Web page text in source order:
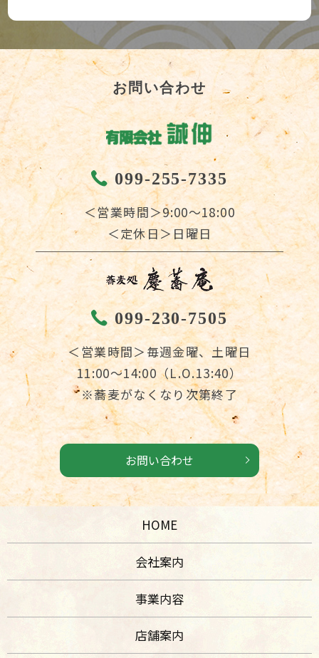
お問い合わせ
099-255-7335
＜営業時間＞9:00～18:00
＜定休日＞日曜日
099-230-7505
＜営業時間＞毎週金曜、土曜日
11:00～14:00（L.O.13:40）
※蕎麦がなくなり次第終了
お問い合わせ
HOME
会社案内
事業内容
店舗案内